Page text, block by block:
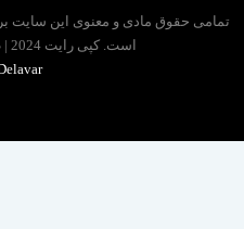
حقوق مادی و معنوی این سایت برای
است. کپی رایت 2024 | طراحی و توسعه توسط
Amin Delavar